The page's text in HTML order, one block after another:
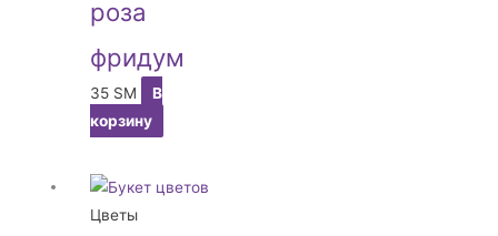
роза
фридум
35 ЅМ
В
корзину
Цветы